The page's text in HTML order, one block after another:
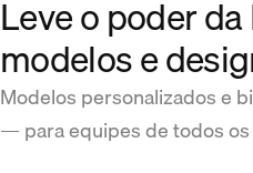
Leve o poder
modelos e
Modelos personalizados e
— para equipes de todos